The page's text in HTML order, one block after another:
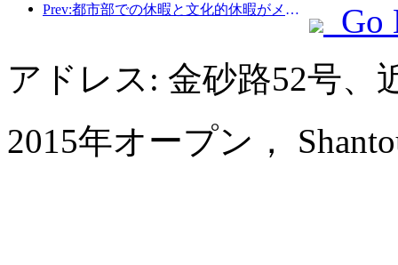
Prev:都市部での休暇と文化的休暇がメーデー休暇中の観光消費の新たなトレンドを牽引
Go
アドレス: 金砂路52号、
2015年オープン，